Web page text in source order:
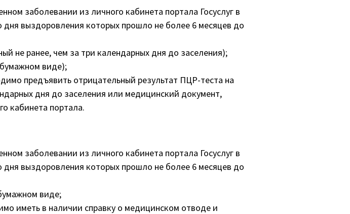
заболевании из личного кабинета портала Госуслуг в
выздоровления которых прошло не более 6 месяцев до
не ранее, чем за три календарных дня до заселения);
виде);
предъявить отрицательный результат ПЦР-теста на
дня до заселения или медицинский документ,
кабинета портала.
заболевании из личного кабинета портала Госуслуг в
выздоровления которых прошло не более 6 месяцев до
виде;
иметь в наличии справку о медицинском отводе и